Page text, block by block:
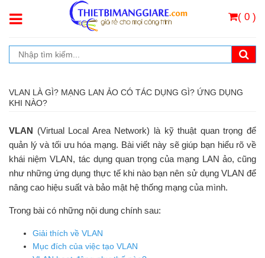
( 0 )
VLAN LÀ GÌ? MẠNG LAN ẢO CÓ TÁC DỤNG GÌ? ỨNG DỤNG
KHI NÀO?
VLAN (Virtual Local Area Network) là kỹ thuật quan trọng để
quản lý và tối ưu hóa mạng. Bài viết này sẽ giúp bạn hiểu rõ về
khái niệm VLAN, tác dụng quan trọng của mạng LAN ảo, cũng
như những ứng dụng thực tế khi nào bạn nên sử dụng VLAN để
nâng cao hiệu suất và bảo mật hệ thống mạng của mình.
Trong bài có những nội dung chính sau:
Giải thích về VLAN
Mục đích của việc tạo VLAN